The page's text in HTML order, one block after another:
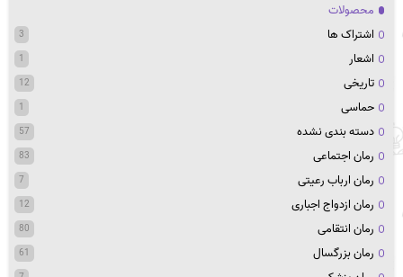
محصولات
اشتراک ها
3
اشعار 1
تاریخی 12
حماسی 1
دسته بندی نشده 57
رمان اجتماعی 83
رمان ارباب رعیتی 7
رمان ازدواج اجباری 12
رمان انتقامی 80
رمان بزرگسال 61